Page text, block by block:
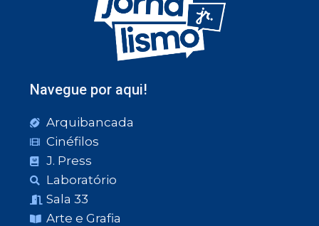
Navegue por aqui!
Arquibancada
Cinéfilos
J. Press
Laboratório
Sala 33
Arte e Grafia